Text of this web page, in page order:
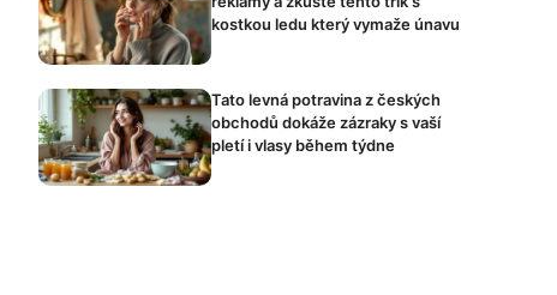
kostkou ledu který vymaže únavu
Tato levná potravina z českých
obchodů dokáže zázraky s vaší
pletí i vlasy během týdne